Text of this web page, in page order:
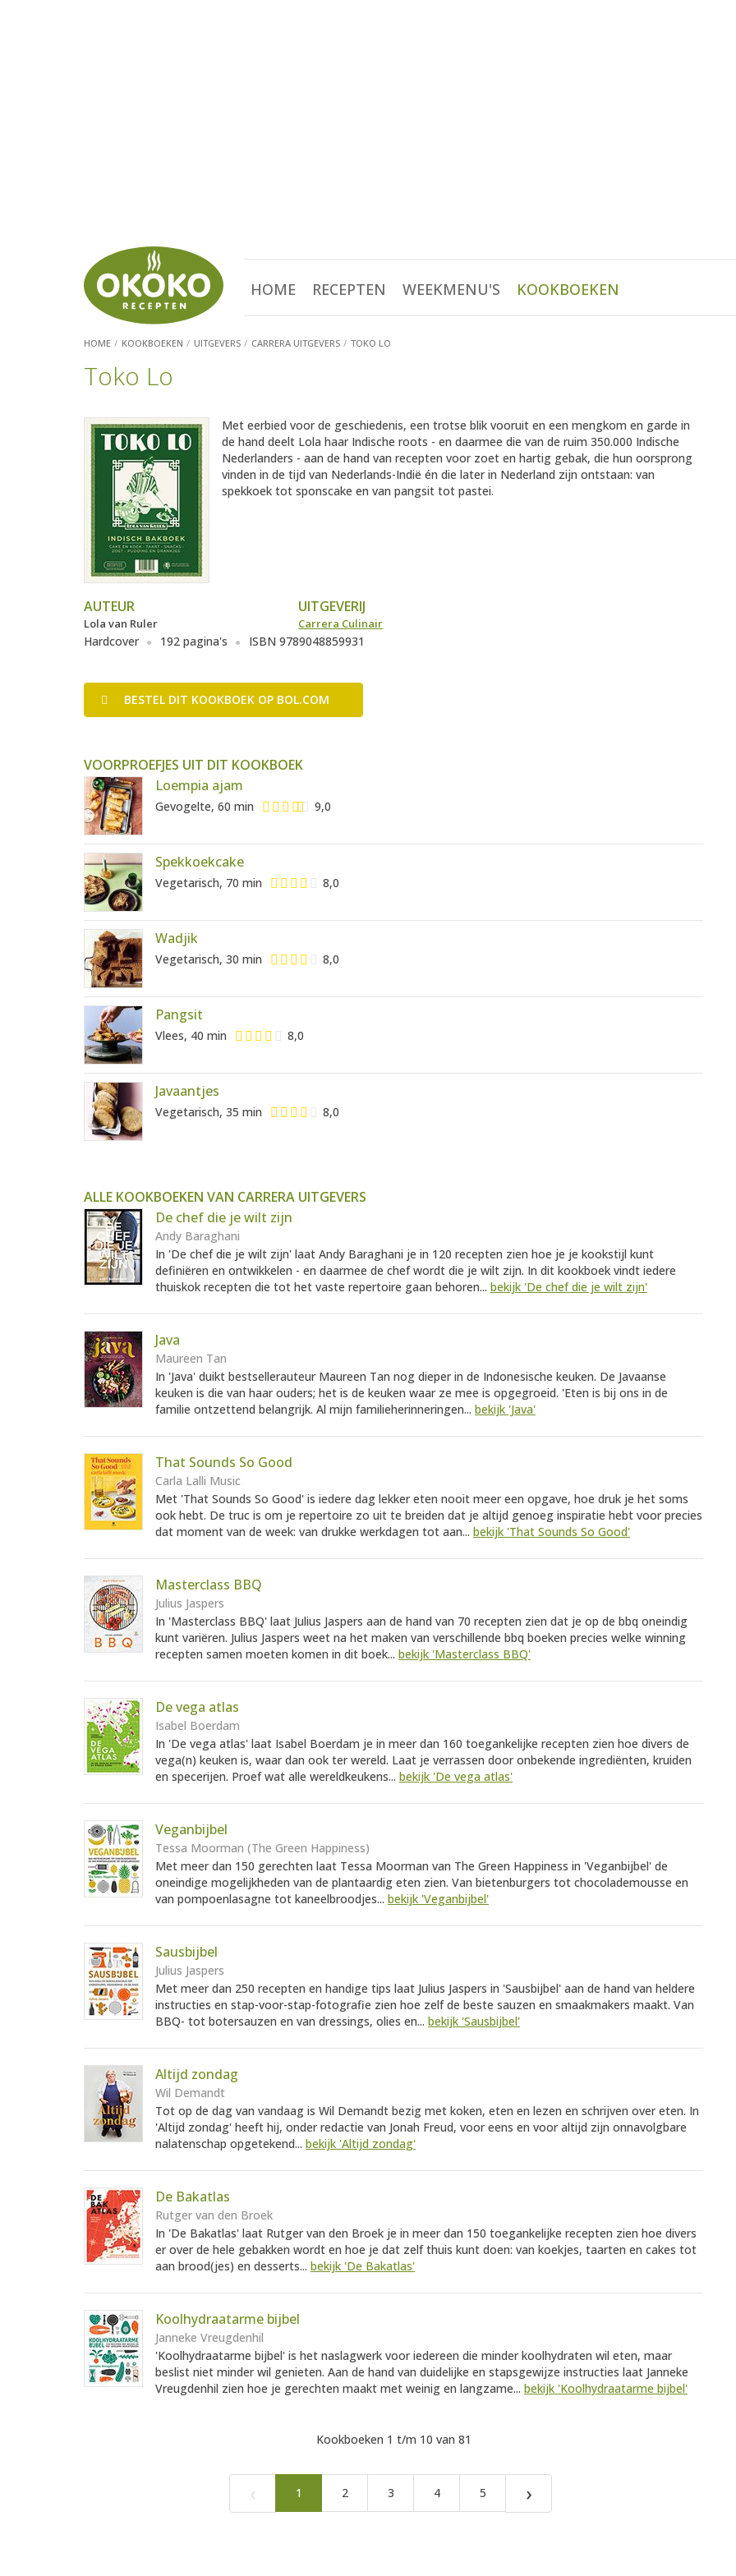
HOME RECEPTEN WEEKMENU'S KOOKBOEKEN
HOME KOOKBOEKEN UITGEVERS CARRERA UITGEVERS TOKO LO
Toko Lo
Met eerbied voor de geschiedenis, een trotse blik vooruit en een mengkom en garde in
de hand deelt Lola haar Indische roots - en daarmee die van de ruim 350.000 Indische
Nederlanders - aan de hand van recepten voor zoet en hartig gebak, die hun oorsprong
vinden in de tijd van Nederlands-Indië én die later in Nederland zijn ontstaan: van
spekkoek tot sponscake en van pangsit tot pastei.
AUTEUR
Lola van Ruler
UITGEVERIJ
Carrera Culinair
Hardcover 192 pagina's ISBN 9789048859931
BESTEL DIT KOOKBOEK OP BOL.COM
VOORPROEFJES UIT DIT KOOKBOEK
Loempia ajam
Gevogelte, 60 min 9,0
Spekkoekcake
Vegetarisch, 70 min 8,0
Wadjik
Vegetarisch, 30 min 8,0
Pangsit
Vlees, 40 min 8,0
Javaantjes
Vegetarisch, 35 min 8,0
ALLE KOOKBOEKEN VAN CARRERA UITGEVERS
De chef die je wilt zijn
Andy Baraghani
In 'De chef die je wilt zijn' laat Andy Baraghani je in 120 recepten zien hoe je je kookstijl kunt
definiëren en ontwikkelen - en daarmee de chef wordt die je wilt zijn. In dit kookboek vindt iedere
thuiskok recepten die tot het vaste repertoire gaan behoren... bekijk 'De chef die je wilt zijn'
Java
Maureen Tan
In 'Java' duikt bestsellerauteur Maureen Tan nog dieper in de Indonesische keuken. De Javaanse
keuken is die van haar ouders; het is de keuken waar ze mee is opgegroeid. 'Eten is bij ons in de
familie ontzettend belangrijk. Al mijn familieherinneringen... bekijk 'Java'
That Sounds So Good
Carla Lalli Music
Met 'That Sounds So Good' is iedere dag lekker eten nooit meer een opgave, hoe druk je het soms
ook hebt. De truc is om je repertoire zo uit te breiden dat je altijd genoeg inspiratie hebt voor precies
dat moment van de week: van drukke werkdagen tot aan... bekijk 'That Sounds So Good'
Masterclass BBQ
Julius Jaspers
In 'Masterclass BBQ' laat Julius Jaspers aan de hand van 70 recepten zien dat je op de bbq oneindig
kunt variëren. Julius Jaspers weet na het maken van verschillende bbq boeken precies welke winning
recepten samen moeten komen in dit boek... bekijk 'Masterclass BBQ'
De vega atlas
Isabel Boerdam
In 'De vega atlas' laat Isabel Boerdam je in meer dan 160 toegankelijke recepten zien hoe divers de
vega(n) keuken is, waar dan ook ter wereld. Laat je verrassen door onbekende ingrediënten, kruiden
en specerijen. Proef wat alle wereldkeukens... bekijk 'De vega atlas'
Veganbijbel
Tessa Moorman (The Green Happiness)
Met meer dan 150 gerechten laat Tessa Moorman van The Green Happiness in 'Veganbijbel' de
oneindige mogelijkheden van de plantaardig eten zien. Van bietenburgers tot chocolademousse en
van pompoenlasagne tot kaneelbroodjes... bekijk 'Veganbijbel'
Sausbijbel
Julius Jaspers
Met meer dan 250 recepten en handige tips laat Julius Jaspers in 'Sausbijbel' aan de hand van heldere
instructies en stap-voor-stap-fotografie zien hoe zelf de beste sauzen en smaakmakers maakt. Van
BBQ- tot botersauzen en van dressings, olies en... bekijk 'Sausbijbel'
Altijd zondag
Wil Demandt
Tot op de dag van vandaag is Wil Demandt bezig met koken, eten en lezen en schrijven over eten. In
'Altijd zondag' heeft hij, onder redactie van Jonah Freud, voor eens en voor altijd zijn onnavolgbare
nalatenschap opgetekend... bekijk 'Altijd zondag'
De Bakatlas
Rutger van den Broek
In 'De Bakatlas' laat Rutger van den Broek je in meer dan 150 toegankelijke recepten zien hoe divers
er over de hele gebakken wordt en hoe je dat zelf thuis kunt doen: van koekjes, taarten en cakes tot
aan brood(jes) en desserts... bekijk 'De Bakatlas'
Koolhydraatarme bijbel
Janneke Vreugdenhil
'Koolhydraatarme bijbel' is het naslagwerk voor iedereen die minder koolhydraten wil eten, maar
beslist niet minder wil genieten. Aan de hand van duidelijke en stapsgewijze instructies laat Janneke
Vreugdenhil zien hoe je gerechten maakt met weinig en langzame... bekijk 'Koolhydraatarme bijbel'
Kookboeken 1 t/m 10 van 81
‹ 1 2 3 4 5 ›